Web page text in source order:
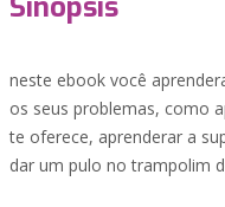
neste ebook você
os seus problemas, como
te oferece, aprenderar a
dar um pulo no trampolim